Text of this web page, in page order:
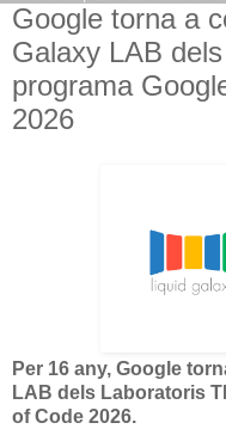
Google torna a
Galaxy LAB
programa
2026
Per 16 any, Google
LAB dels Laboratoris
of Code 2026.